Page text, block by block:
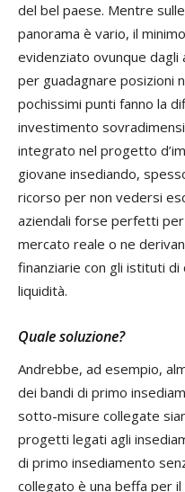
del bel paese. Mentre
panorama è vario, il
evidenziato ovunque dagli
per guadagnare posizioni
pochissimi punti fanno la
investimento
integrato nel progetto
giovane insediando,
ricorso per non vedersi
aziendali forse perfetti
mercato reale o ne
finanziarie con gli istituti
liquidità.
Quale soluzione?
Andrebbe, ad esempio,
dei bandi di primo
sotto-misure collegate
progetti legati agli
di primo insediamento
collegato è una beffa per